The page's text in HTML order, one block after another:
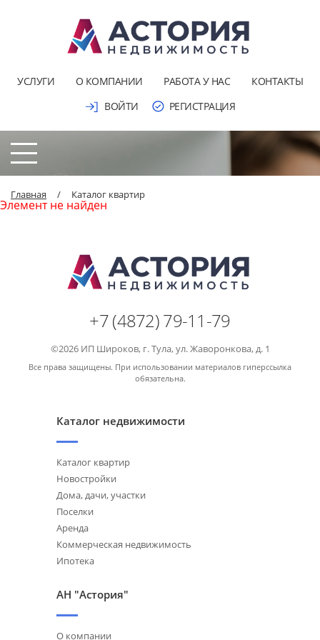
УСЛУГИ О КОМПАНИИ РАБОТА У НАС
КОНТАКТЫ
ВОЙТИ
РЕГИСТРАЦИЯ
Главная / Каталог квартир
Элемент не найден
+7 (4872) 79-11-79
©2026 ИП Широков, г. Тула, ул. Жаворонкова, д. 1
Все права защищены. При использовании материалов гиперссылка
обязательна.
Каталог недвижимости
Каталог квартир
Новостройки
Дома, дачи, участки
Поселки
Аренда
Коммерческая недвижимость
Ипотека
АН "Астория"
О компании